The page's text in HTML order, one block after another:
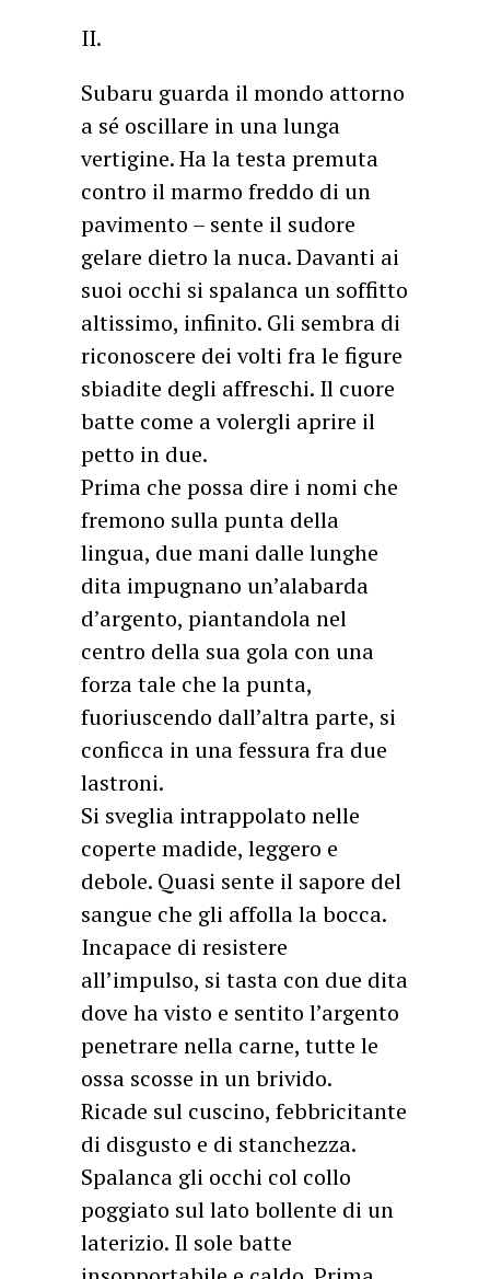
II.
Subaru guarda il mondo attorno
a sé oscillare in una lunga
vertigine. Ha la testa premuta
contro il marmo freddo di un
pavimento – sente il sudore
gelare dietro la nuca. Davanti ai
suoi occhi si spalanca un soffitto
altissimo, infinito. Gli sembra di
riconoscere dei volti fra le figure
sbiadite degli affreschi. Il cuore
batte come a volergli aprire il
petto in due.
Prima che possa dire i nomi che
fremono sulla punta della
lingua, due mani dalle lunghe
dita impugnano un’alabarda
d’argento, piantandola nel
centro della sua gola con una
forza tale che la punta,
fuoriuscendo dall’altra parte, si
conficca in una fessura fra due
lastroni.
Si sveglia intrappolato nelle
coperte madide, leggero e
debole. Quasi sente il sapore del
sangue che gli affolla la bocca.
Incapace di resistere
all’impulso, si tasta con due dita
dove ha visto e sentito l’argento
penetrare nella carne, tutte le
ossa scosse in un brivido.
Ricade sul cuscino, febbricitante
di disgusto e di stanchezza.
Spalanca gli occhi col collo
poggiato sul lato bollente di un
laterizio. Il sole batte